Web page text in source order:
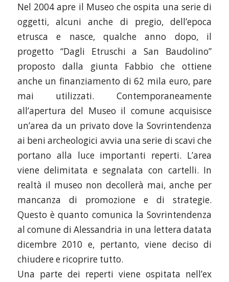
Nel 2004 apre il Museo che ospita una serie di
oggetti, alcuni anche di pregio, dell’epoca
etrusca e nasce, qualche anno dopo, il
progetto “Dagli Etruschi a San Baudolino”
proposto dalla giunta Fabbio che ottiene
anche un finanziamento di 62 mila euro, pare
mai utilizzati. Contemporaneamente
all’apertura del Museo il comune acquisisce
un’area da un privato dove la Sovrintendenza
ai beni archeologici avvia una serie di scavi che
portano alla luce importanti reperti. L’area
viene delimitata e segnalata con cartelli. In
realtà il museo non decollerà mai, anche per
mancanza di promozione e di strategie.
Questo è quanto comunica la Sovrintendenza
al comune di Alessandria in una lettera datata
dicembre 2010 e, pertanto, viene deciso di
chiudere e ricoprire tutto.
Una parte dei reperti viene ospitata nell’ex